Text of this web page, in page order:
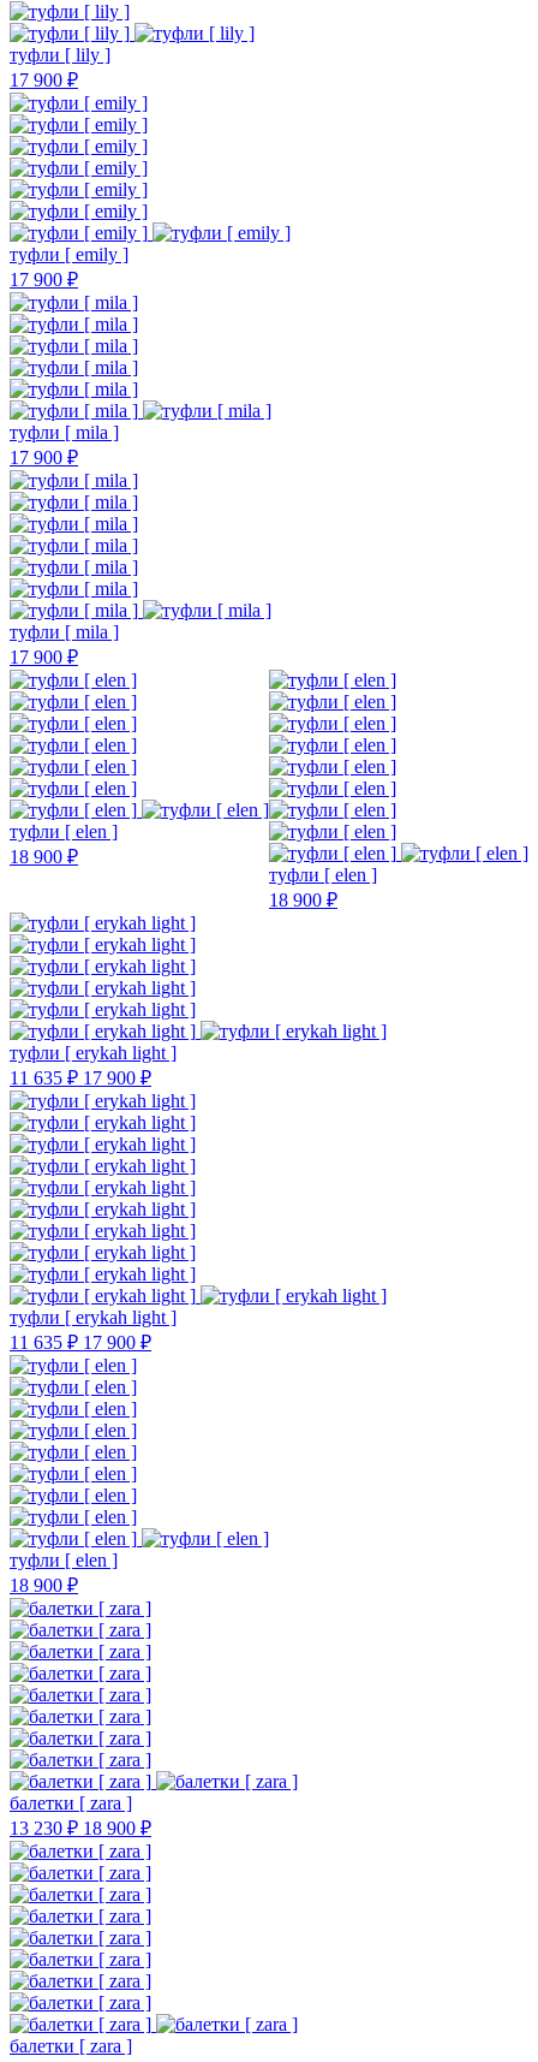
туфли [ lily ]
17 900 ₽
туфли [ emily ]
17 900 ₽
туфли [ mila ]
17 900 ₽
туфли [ mila ]
17 900 ₽
туфли [ elen ]
18 900 ₽
туфли [ elen ]
18 900 ₽
туфли [ erykah light ]
11 635 ₽ 17 900 ₽
туфли [ erykah light ]
11 635 ₽ 17 900 ₽
туфли [ elen ]
18 900 ₽
балетки [ zara ]
13 230 ₽ 18 900 ₽
балетки [ zara ]